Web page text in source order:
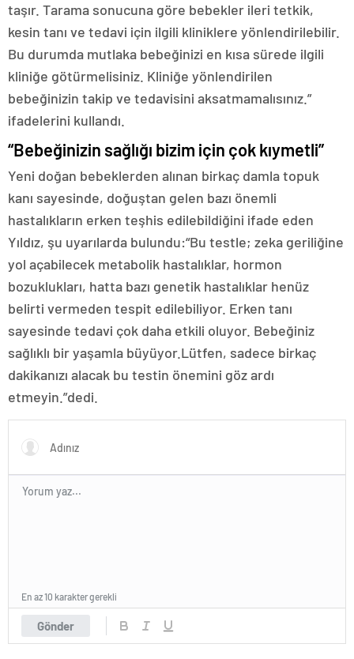
taşır. Tarama sonucuna göre bebekler ileri tetkik,
kesin tanı ve tedavi için ilgili kliniklere yönlendirilebilir.
Bu durumda mutlaka bebeğinizi en kısa sürede ilgili
kliniğe götürmelisiniz. Kliniğe yönlendirilen
bebeğinizin takip ve tedavisini aksatmamalısınız.”
ifadelerini kullandı.
“Bebeğinizin sağlığı bizim için çok kıymetli”
Yeni doğan bebeklerden alınan birkaç damla topuk
kanı sayesinde, doğuştan gelen bazı önemli
hastalıkların erken teşhis edilebildiğini ifade eden
Yıldız, şu uyarılarda bulundu:“Bu testle; zeka geriliğine
yol açabilecek metabolik hastalıklar, hormon
bozuklukları, hatta bazı genetik hastalıklar henüz
belirti vermeden tespit edilebiliyor. Erken tanı
sayesinde tedavi çok daha etkili oluyor. Bebeğiniz
sağlıklı bir yaşamla büyüyor.Lütfen, sadece birkaç
dakikanızı alacak bu testin önemini göz ardı
etmeyin.”dedi.
Gönder
En az 10 karakter gerekli